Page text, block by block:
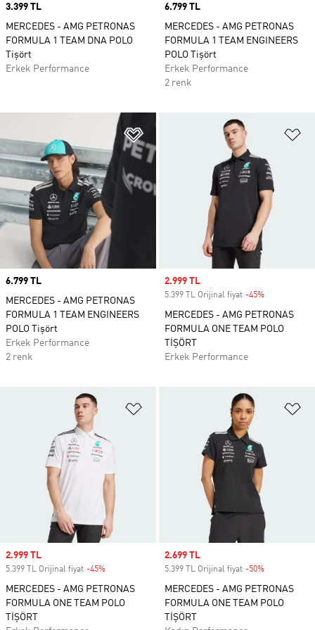
Price
3.399 TL
MERCEDES - AMG PETRONAS
FORMULA 1 TEAM DNA POLO
Tişört
Erkek Performance
Price
6.799 TL
MERCEDES - AMG PETRONAS
FORMULA 1 TEAM ENGINEERS
POLO Tişört
Erkek Performance
2 renk
Favori Listesine Ekle
Price
6.799 TL
MERCEDES - AMG PETRONAS
FORMULA 1 TEAM ENGINEERS
POLO Tişört
Erkek Performance
2 renk
Sale price
2.999 TL
5.399 TL Orijinal fiyat -45%
MERCEDES - AMG PETRONAS
FORMULA ONE TEAM POLO
TİŞÖRT
Erkek Performance
Favori Listesine Ekle
Sale price
2.999 TL
5.399 TL Orijinal fiyat -45%
MERCEDES - AMG PETRONAS
FORMULA ONE TEAM POLO
TİŞÖRT
Sale price
2.699 TL
5.399 TL Orijinal fiyat -50%
MERCEDES - AMG PETRONAS
FORMULA ONE TEAM POLO
TİŞÖRT